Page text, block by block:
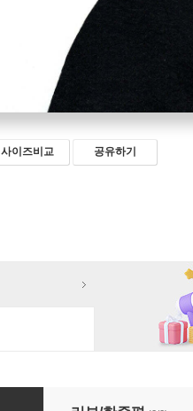
사이즈비교 공유하기